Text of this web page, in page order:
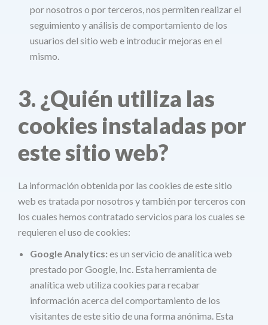
por nosotros o por terceros, nos permiten realizar el
seguimiento y análisis de comportamiento de los
usuarios del sitio web e introducir mejoras en el
mismo.
3. ¿Quién utiliza las
cookies instaladas por
este sitio web?
La información obtenida por las cookies de este sitio
web es tratada por nosotros y también por terceros con
los cuales hemos contratado servicios para los cuales se
requieren el uso de cookies:
Google Analytics: es un servicio de analítica web
prestado por Google, Inc. Esta herramienta de
analítica web utiliza cookies para recabar
información acerca del comportamiento de los
visitantes de este sitio de una forma anónima. Esta